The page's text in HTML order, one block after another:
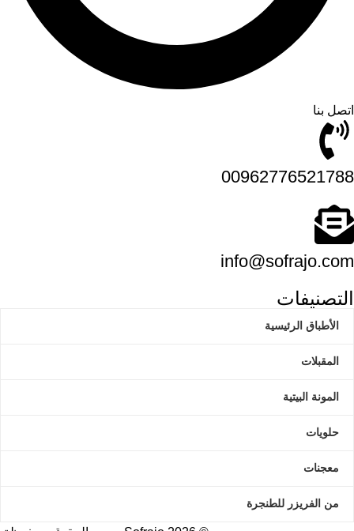
اتصل بنا
00962776521788
info@sofrajo.com
التصنيفات
الأطباق الرئيسية
المقبلات
المونة البيتية
حلويات
معجنات
من الفريزر للطنجرة